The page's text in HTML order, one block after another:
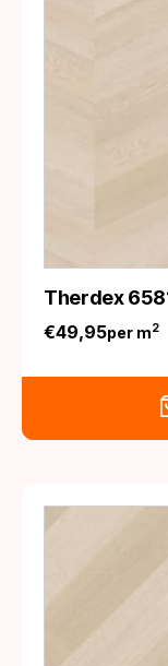
Therdex
€49,95per m2